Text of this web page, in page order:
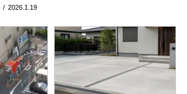
2026.1.19